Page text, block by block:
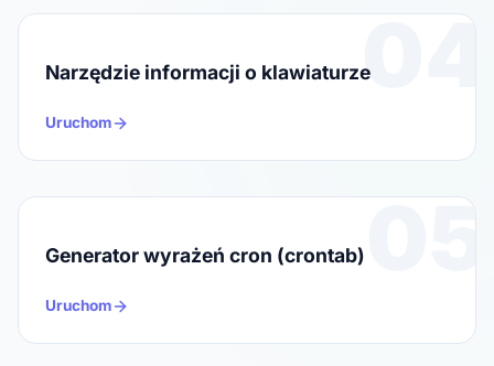
04
Narzędzie informacji o klawiaturze
Uruchom
05
Generator wyrażeń cron (crontab)
Uruchom